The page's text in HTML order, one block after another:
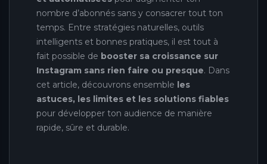
nombre d’abonnés sans y consacrer tout ton
temps. Entre stratégies naturelles, outils
intelligents et bonnes pratiques, il est tout à
fait possible de booster sa croissance sur
Instagram sans rien faire ou presque. Dans
cet article, découvrons ensemble les
astuces, les limites et les solutions fiables
pour développer ton audience de manière
rapide, sûre et durable.